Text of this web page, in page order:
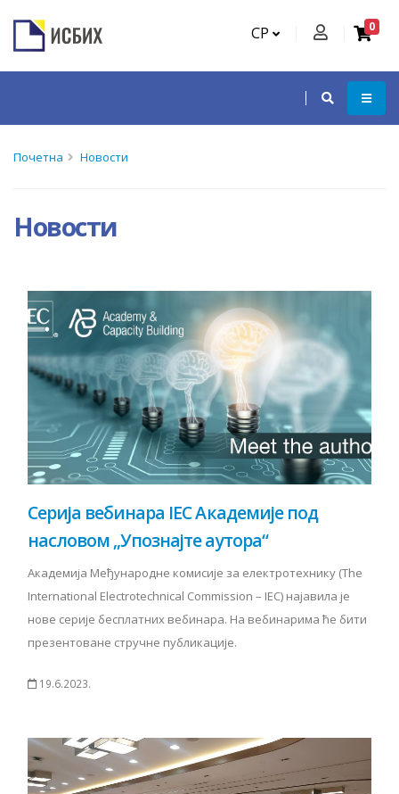
СР 0
Почетна Новости
Новости
Серија вебинара IEC Академије под
насловом „Упознајте аутора“
Академија Међународне комисије за електротехнику (The
International Electrotechnical Commission – IEC) најавила је
нове серије бесплатних вебинара. На вебинарима ће бити
презентоване стручне публикације.
19.6.2023.